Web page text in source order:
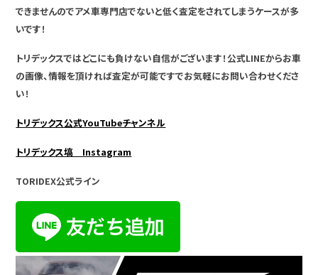
できませんのでアメ車専門店でないと低く査定をされてしまうケースが多
いです！
トリデックスではどこにも負けない自信がございます！公式LINEからお車
の画像、情報を頂ければ査定が可能ですでお気軽にお問い合わせくださ
い！
トリデックス公式YouTubeチャンネル
トリデックス塙 Instagram
TORIDEX公式ライン